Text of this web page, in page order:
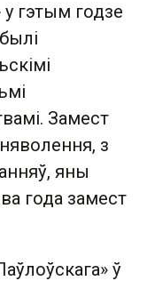
гэтым годзе
Замест
з
яны
года замест
ў